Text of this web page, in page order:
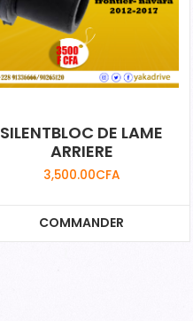
SILENTBLOC DE LAME
ARRIERE
3,500.00CFA
COMMANDER